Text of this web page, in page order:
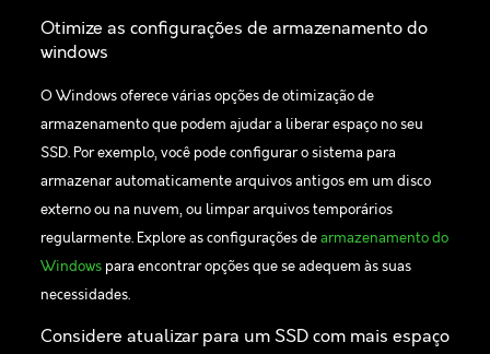
Otimize as configurações de armazenamento do
windows
O Windows oferece várias opções de otimização de
armazenamento que podem ajudar a liberar espaço no seu
SSD. Por exemplo, você pode configurar o sistema para
armazenar automaticamente arquivos antigos em um disco
externo ou na nuvem, ou limpar arquivos temporários
regularmente. Explore as configurações dearmazenamento do
Windowspara encontrar opções que se adequem às suas
necessidades.
Considere atualizar para um SSD com mais espaço